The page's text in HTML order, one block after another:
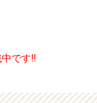
です!!